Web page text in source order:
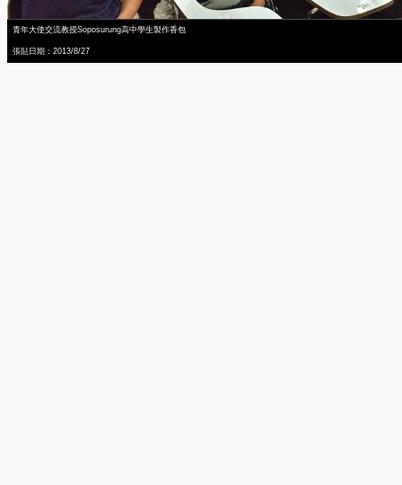
青年大使交流教授Soposurung高中學生製作香包
張貼日期：2013/8/27